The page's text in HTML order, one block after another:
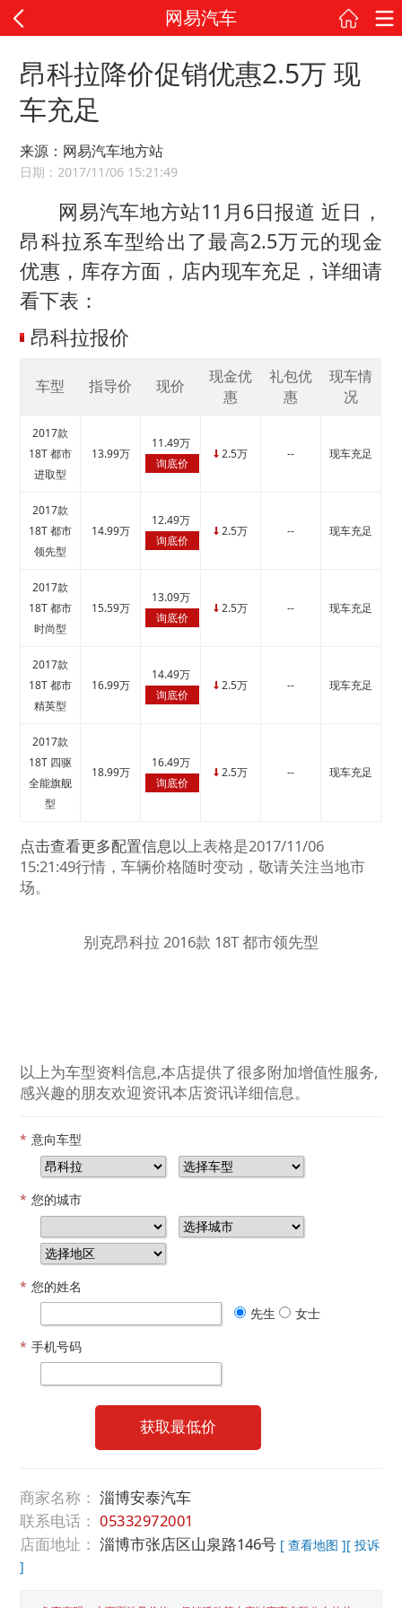
网易汽车
昂科拉降价促销优惠2.5万 现
车充足
来源：网易汽车地方站
日期：2017/11/06 15:21:49
网易汽车地方站11月6日报道 近日，
昂科拉系车型给出了最高2.5万元的现金
优惠，库存方面，店内现车充足，详细请
看下表：
昂科拉报价
车型 指导价 现价
现金优
惠
礼包优
惠
现车情
况
2017款
18T 都市
进取型
13.99万
11.49万
询底价
↓ 2.5万 -- 现车充足
2017款
18T 都市
领先型
14.99万
12.49万
询底价
↓ 2.5万 -- 现车充足
2017款
18T 都市
时尚型
15.59万
13.09万
询底价
↓ 2.5万 -- 现车充足
2017款
18T 都市
精英型
16.99万
14.49万
询底价
↓ 2.5万 -- 现车充足
2017款
18T 四驱
全能旗舰
型
18.99万
16.49万
询底价
↓ 2.5万 -- 现车充足
点击查看更多配置信息以上表格是2017/11/06
15:21:49行情，车辆价格随时变动，敬请关注当地市
场。
别克昂科拉 2016款 18T 都市领先型
以上为车型资料信息,本店提供了很多附加增值性服务,
感兴趣的朋友欢迎资讯本店资讯详细信息。
* 意向车型
* 您的城市
* 您的姓名
先生
女士
* 手机号码
获取最低价
商家名称： 淄博安泰汽车
联系电话： 05332972001
店面地址： 淄博市张店区山泉路146号 [ 查看地图 ][ 投诉
]